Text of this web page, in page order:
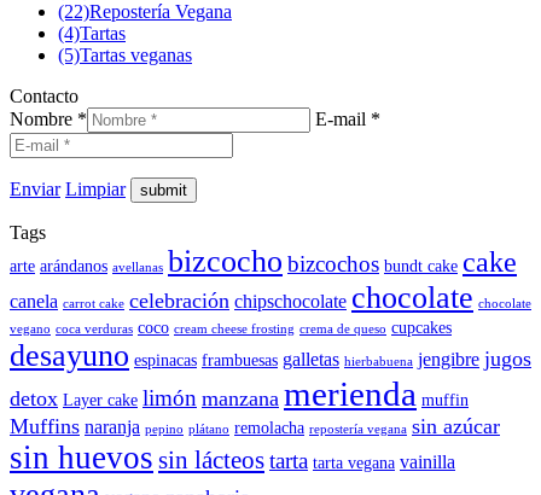
(22)Repostería Vegana
(4)Tartas
(5)Tartas veganas
Contacto
Nombre *
E-mail *
Enviar Limpiar
Tags
arte arándanos avellanas bizcocho bizcochos bundt cake cake
canela carrot cake celebración chipschocolate chocolate chocolate
vegano coca verduras coco cream cheese frosting crema de queso cupcakes
desayuno espinacas frambuesas galletas hierbabuena jengibre jugos
detox Layer cake limón manzana merienda muffin
Muffins naranja pepino plátano remolacha repostería vegana sin azúcar
sin huevos sin lácteostarta tarta vegana vainilla